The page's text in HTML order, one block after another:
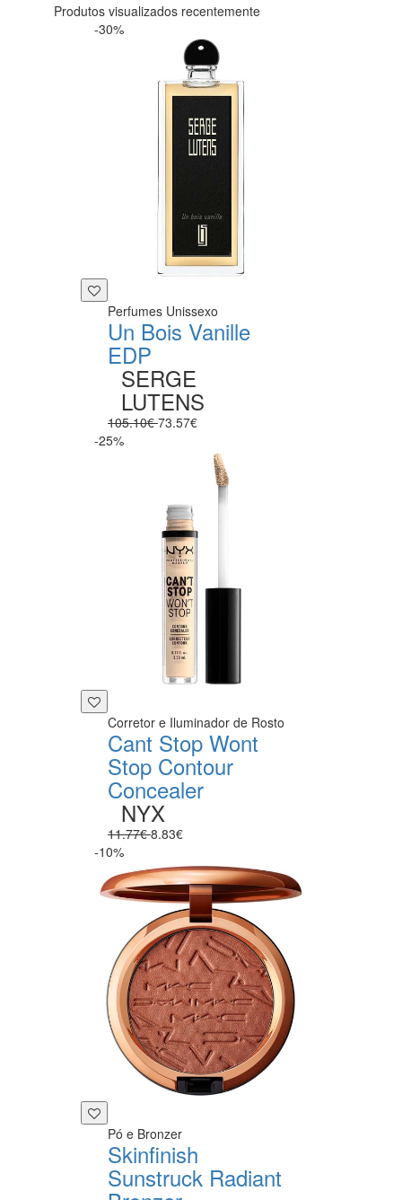
Produtos visualizados recentemente
-30%
Perfumes Unissexo
Un Bois Vanille
EDP
SERGE
LUTENS
105.10€73.57€
-25%
Corretor e Iluminador de Rosto
Cant Stop Wont
Stop Contour
Concealer
NYX
11.77€8.83€
-10%
Pó e Bronzer
Skinfinish
Sunstruck Radiant